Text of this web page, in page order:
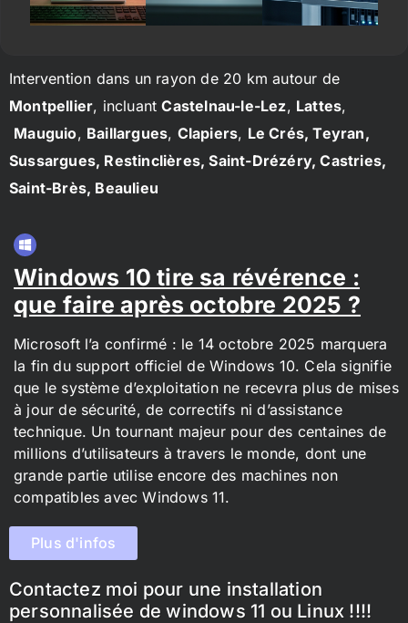
Intervention dans un rayon de 20 km autour de
Montpellier, incluantCastelnau-le-Lez, Lattes,
Mauguio, Baillargues, Clapiers, Le Crés, Teyran,
Sussargues, Restinclières, Saint-Drézéry, Castries,
Saint-Brès, Beaulieu
Windows 10 tire sa révérence :
que faire après octobre 2025 ?
Microsoft l’a confirmé : le 14 octobre 2025 marquera
la fin du support officiel de Windows 10. Cela signifie
que le système d’exploitation ne recevra plus de mises
à jour de sécurité, de correctifs ni d’assistance
technique. Un tournant majeur pour des centaines de
millions d’utilisateurs à travers le monde, dont une
grande partie utilise encore des machines non
compatibles avec Windows 11.
Plus d'infos
Contactez moi pour une installation
personnalisée de windows 11 ou Linux !!!!